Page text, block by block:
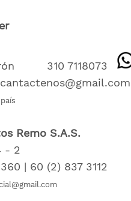
310 7118073
Remo S.A.S.
- 2
| 60 (2) 837 3112